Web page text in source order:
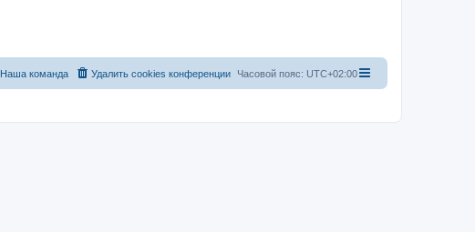
Часовой пояс: UTC+02:00
Удалить cookies конференции
Наша команда